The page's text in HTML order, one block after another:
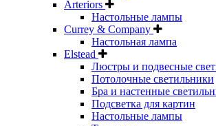
Arteriors
Настольные лампы
Currey & Company
Настольная лампа
Elstead
Люстры и подвесные
Потолочные светильники
Бра и настенные
Подсветка для картин
Настольные лампы